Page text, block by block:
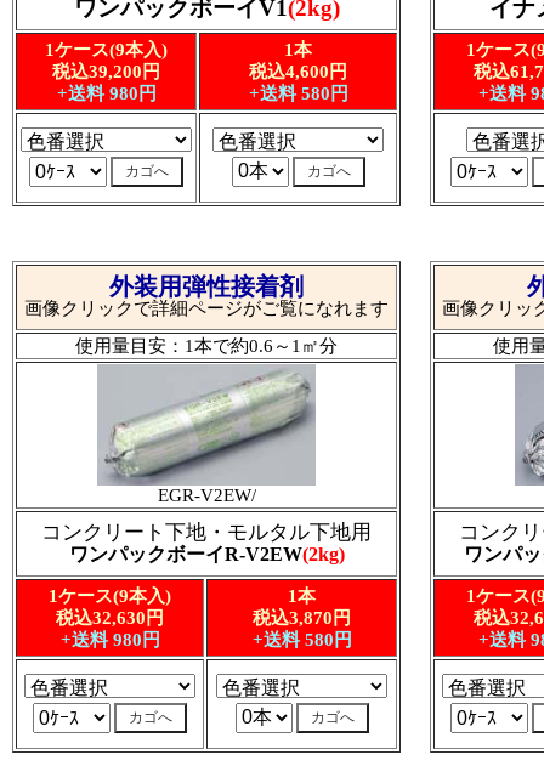
イナ
1ケース
税込
+送料
ワンパックボーイV1(2kg)
1ケース(9本入)
税込39,200円
+送料 980円
1本
税込4,600円
+送料 580円
画像クリッ
使用
コンク
ワンパ
1ケース
税込
+送料
外装用弾性接着剤
画像クリックで詳細ページがご覧になれます
使用量目安：1本で約0.6～1㎡分
EGR-V2EW/
コンクリート下地・モルタル下地用
ワンパックボーイR-V2EW(2kg)
1ケース(9本入)
税込32,630円
+送料 980円
1本
税込3,870円
+送料 580円